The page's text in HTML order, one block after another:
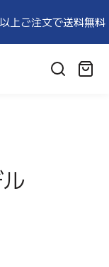
ご注文で送料無料
HARRYSPET
カ